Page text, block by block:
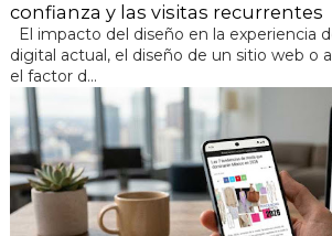
confianza y las visitas recurrentes
El impacto del diseño en la experiencia
digital actual, el diseño de un sitio web o
el factor d...